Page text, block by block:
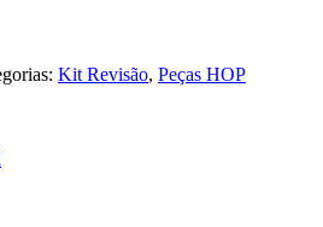
Kit Revisão, Peças HOP